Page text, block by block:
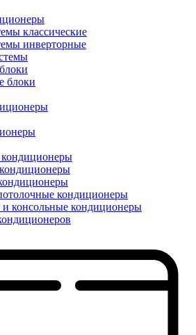
классические
инверторные
блоки
кондиционеры
консольные кондиционеры